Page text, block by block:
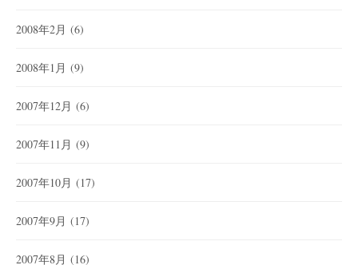
2008年2月 (6)
2008年1月 (9)
2007年12月 (6)
2007年11月 (9)
2007年10月 (17)
2007年9月 (17)
2007年8月 (16)